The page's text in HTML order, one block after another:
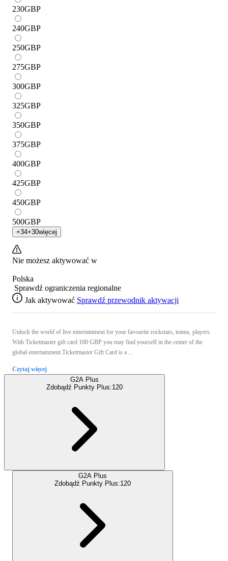
230GBP
240GBP
250GBP
275GBP
300GBP
325GBP
350GBP
375GBP
400GBP
425GBP
450GBP
500GBP
+34+30więcej
Nie możesz aktywować w
Polska
Sprawdź ograniczenia regionalne
Jak aktywować Sprawdź przewodnik aktywacji
Unlock the world of live entertainment for your favourite rockstars, teams, players.
With Ticketmaster gift card 100 GBP you may find yourself in the center of the
global entertainment.Ticketmaster Gift Card is a ...
Czytaj więcej
G2A Plus
Zdobądź Punkty Plus:120
G2A Plus
Zdobądź Punkty Plus:120